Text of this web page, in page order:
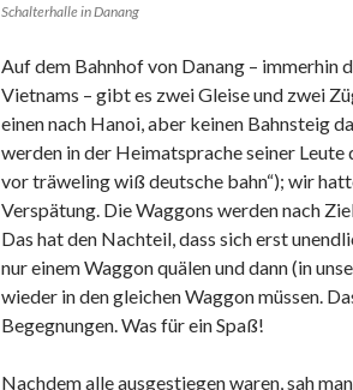
Schalterhalle in Danang
Auf dem Bahnhof von Danang –
Vietnams – gibt es zwei Gleise und zwei
einen nach Hanoi, aber keinen Bahnsteig
werden in der Heimatsprache seiner Leute
vor träweling wiß deutsche bahn“); wir
Verspätung. Die Waggons werden nach
Das hat den Nachteil, dass sich erst
nur einem Waggon quälen und dann (in
wieder in den gleichen Waggon müssen.
Begegnungen. Was für ein Spaß!
Nachdem alle ausgestiegen waren, sah